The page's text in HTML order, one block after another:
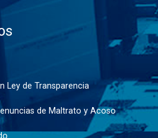
Ley de Transparencia
de Maltrato y Acoso